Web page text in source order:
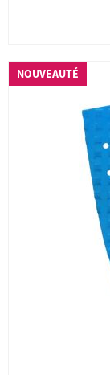
NOUVEAUTÉ